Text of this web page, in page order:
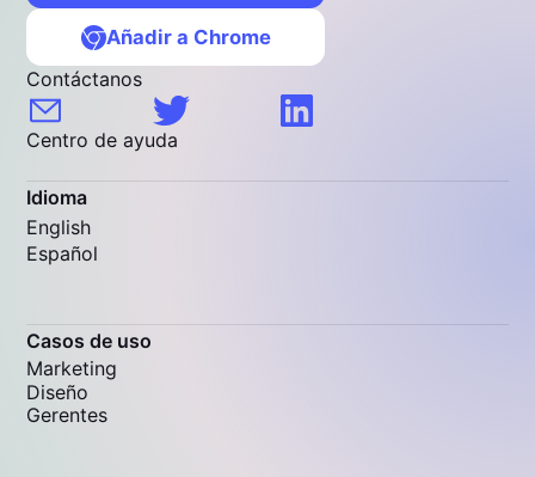
Añadir a Chrome
Contáctanos
Centro de ayuda
Idioma
English
Español
Casos de uso
Marketing
Diseño
Gerentes